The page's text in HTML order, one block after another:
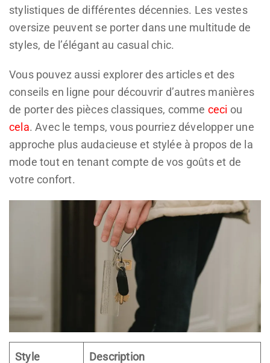
stylistiques de différentes décennies. Les vestes
oversize peuvent se porter dans une multitude de
styles, de l’élégant au casual chic.
Vous pouvez aussi explorer des articles et des
conseils en ligne pour découvrir d’autres manières
de porter des pièces classiques, comme ceci ou
cela. Avec le temps, vous pourriez développer une
approche plus audacieuse et stylée à propos de la
mode tout en tenant compte de vos goûts et de
votre confort.
Style Description